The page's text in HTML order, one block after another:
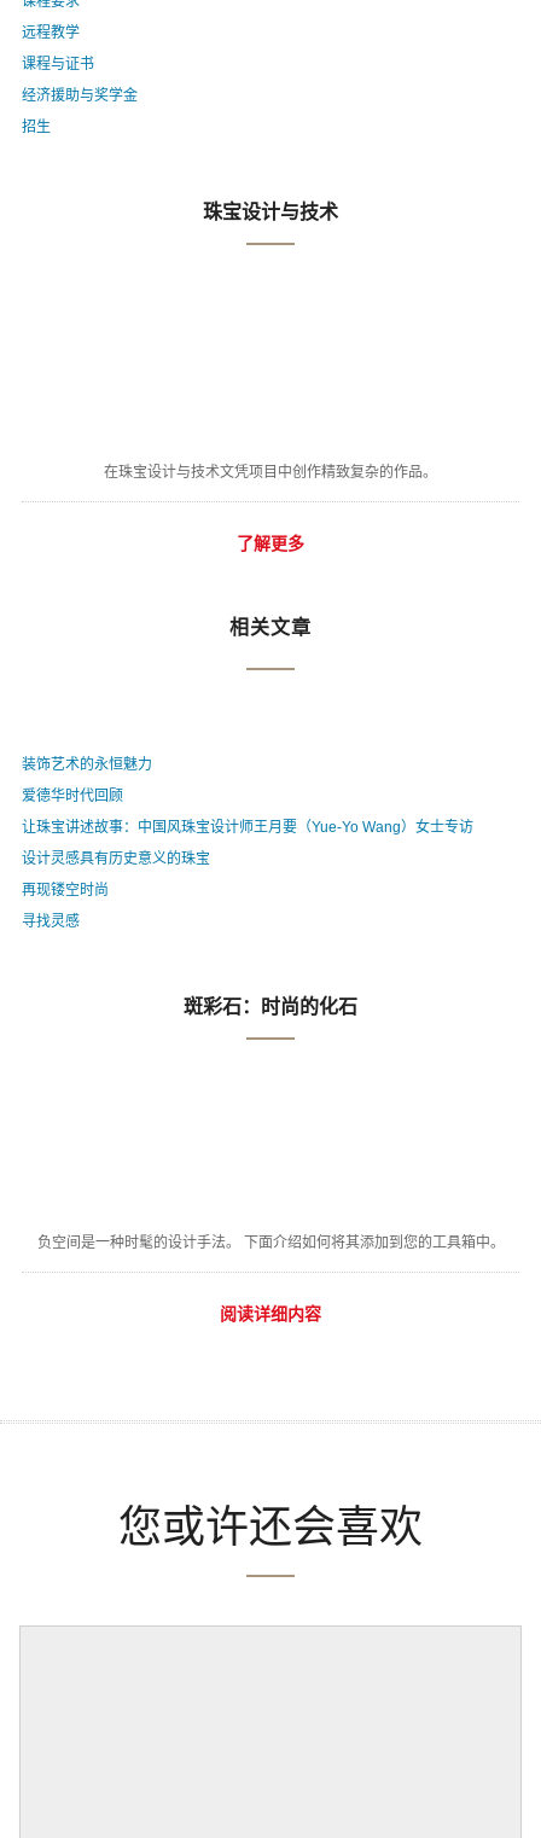
远程教学
课程与证书
经济援助与奖学金
招生
珠宝设计与技术
在珠宝设计与技术文凭项目中创作精致复杂的作品。
了解更多
相关文章
装饰艺术的永恒魅力
爱德华时代回顾
让珠宝讲述故事：中国风珠宝设计师王月要（Yue-Yo Wang）女士专访
设计灵感具有历史意义的珠宝
再现镂空时尚
寻找灵感
斑彩石：时尚的化石
负空间是一种时髦的设计手法。 下面介绍如何将其添加到您的工具箱中。
阅读详细内容
您或许还会喜欢